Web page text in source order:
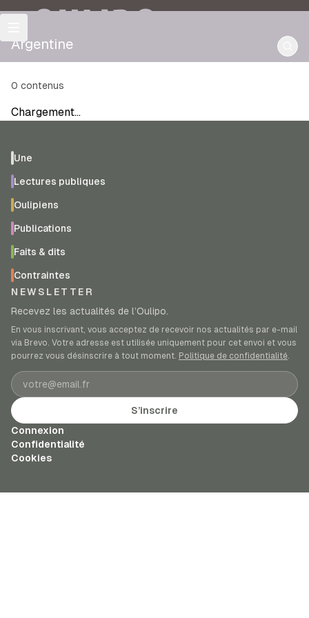
OULIPO
Argentine
0 contenus
Chargement…
Une
Lectures publiques
Oulipiens
Publications
Faits & dits
Contraintes
NEWSLETTER
Recevez les actualités de l’Oulipo.
En vous inscrivant, vous acceptez de recevoir nos actualités par e-mail
via Brevo. Votre adresse est utilisée uniquement pour cet envoi et vous
pourrez vous désinscrire à tout moment. Politique de confidentialité.
Adresse e-mail
S’inscrire
Connexion
Confidentialité
Cookies